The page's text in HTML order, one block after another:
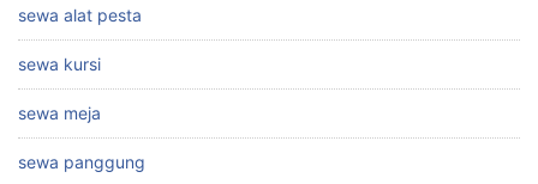
sewa alat pesta
sewa kursi
sewa meja
sewa panggung